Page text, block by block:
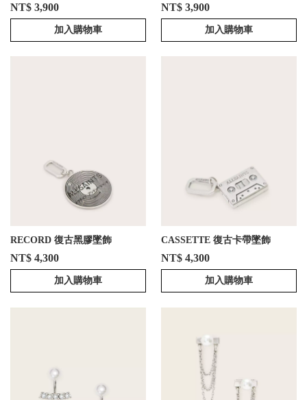
NT$ 3,900
加入購物車
NT$ 3,900
加入購物車
RECORD 復古黑膠墜飾
NT$ 4,300
加入購物車
CASSETTE 復古卡帶墜飾
NT$ 4,300
加入購物車